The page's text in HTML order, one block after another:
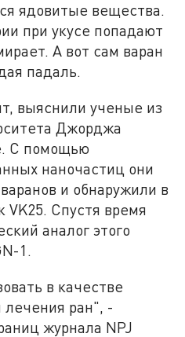
ядовитые вещества.
при укусе попадают
А вот сам варан
падаль.
выяснили ученые из
Джорджа
С помощью
наночастиц они
и обнаружили в
VK25. Спустя время
аналог этого
1.
в качестве
ран", -
журнала NPJ